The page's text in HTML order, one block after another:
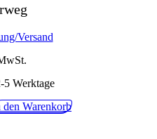
Versand
5 Werktage
Kölsch Pitter 10L Menge
den Warenkorb